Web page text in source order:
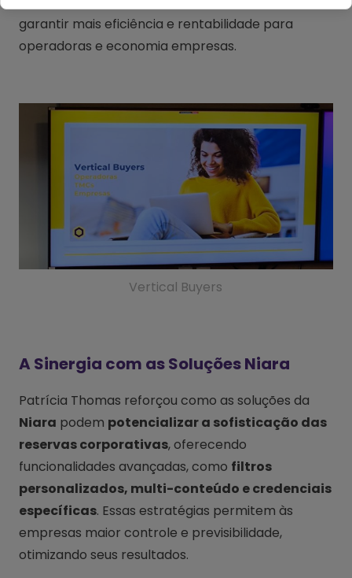
garantir mais eficiência e rentabilidade para
operadoras e economia empresas.
Vertical Buyers
A Sinergia com as Soluções Niara
Patrícia Thomas reforçou como as soluções da
Niara podem potencializar a sofisticação das
reservas corporativas, oferecendo
funcionalidades avançadas, como filtros
personalizados, multi-conteúdo e credenciais
específicas. Essas estratégias permitem às
empresas maior controle e previsibilidade,
otimizando seus resultados.